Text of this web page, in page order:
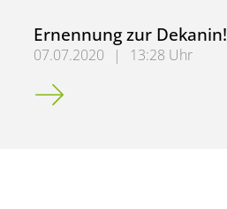
Ernennung zur Dekanin!
07.07.2020 |
13:28 Uhr
Ernennung zur Dekanin!